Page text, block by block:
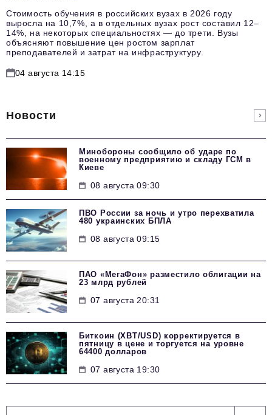
Стоимость обучения в российских вузах в 2026 году
выросла на 10,7%, а в отдельных вузах рост составил 12–
14%, на некоторых специальностях — до трети. Вузы
объясняют повышение цен ростом зарплат
преподавателей и затрат на инфраструктуру.
04 августа 14:15
Новости
Минобороны сообщило об ударе по
военному предприятию и складу ГСМ в
Киеве
08 августа 09:30
ПВО России за ночь и утро перехватила
480 украинских БПЛА
08 августа 09:15
ПАО «МегаФон» разместило облигации на
23 млрд рублей
07 августа 20:31
Биткоин (XBT/USD) корректируется в
пятницу в цене и торгуется на уровне
64400 долларов
07 августа 19:30